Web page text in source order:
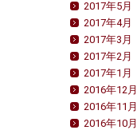
2017年5月
2017年4月
2017年3月
2017年2月
2017年1月
2016年12月
2016年11月
2016年10月